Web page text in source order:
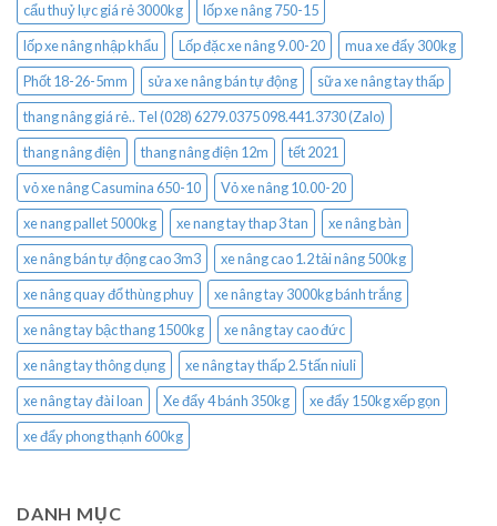
cẩu thuỷ lực giá rẻ 3000kg
lốp xe nâng 750-15
lốp xe nâng nhập khẩu
Lốp đặc xe nâng 9.00-20
mua xe đẩy 300kg
Phốt 18-26-5mm
sửa xe nâng bán tự động
sữa xe nâng tay thấp
thang nâng giá rẻ.. Tel (028) 6279.0375 098.441.3730 (Zalo)
thang nâng điện
thang nâng điện 12m
tết 2021
vỏ xe nâng Casumina 650-10
Vỏ xe nâng 10.00-20
xe nang pallet 5000kg
xe nang tay thap 3 tan
xe nâng bàn
xe nâng bán tự động cao 3m3
xe nâng cao 1.2 tải nâng 500kg
xe nâng quay đổ thùng phuy
xe nâng tay 3000kg bánh trắng
xe nâng tay bậc thang 1500kg
xe nâng tay cao đức
xe nâng tay thông dụng
xe nâng tay thấp 2.5 tấn niuli
xe nâng tay đài loan
Xe đẩy 4 bánh 350kg
xe đẩy 150kg xếp gọn
xe đẩy phong thạnh 600kg
DANH MỤC